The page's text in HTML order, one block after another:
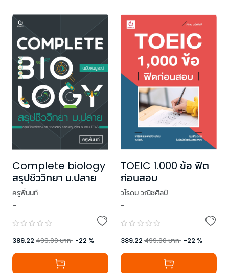
Complete biology
สรุปชีววิทยา ม.ปลาย
ครูพี่นนท์
-
389.22 499.00บาท -22 %
TOEIC 1.000 ข้อ ฟิต
ก่อนสอบ
วโรดม วณิชศิลป์
-
389.22 499.00บาท -22 %